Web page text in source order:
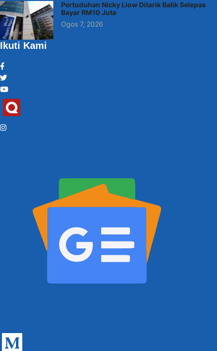
Pertuduhan Nicky Liow Ditarik Balik Selepas
Bayar RM10 Juta
Ogos 7, 2026
Ikuti Kami